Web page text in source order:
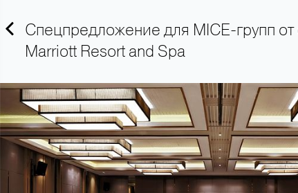
+66 89 009 50 00 — горячая
Спецпредложение для MICE-групп от
Marriott Resort and Spa